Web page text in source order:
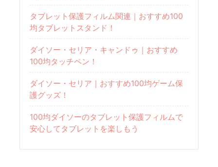
タブレット保護フィルム関連｜おすすめ100
均タブレットスタンド！
ダイソー・セリア・キャンドゥ｜おすすめ
100均タッチペン！
ダイソー・セリア｜おすすめ100均ゲーム保
護グッズ！
100均ダイソーのタブレット保護フィルムで
安心してタブレットを楽しもう